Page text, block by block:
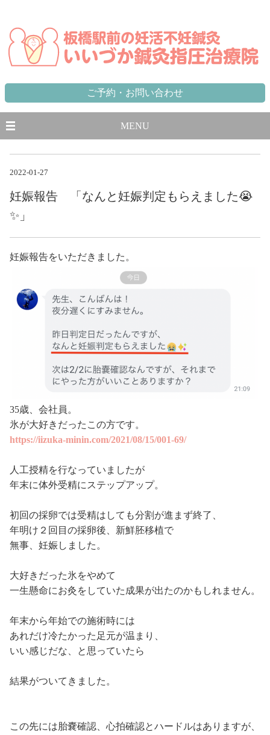
ご予約・お問い合わせ
MENU
2022-01-27
妊娠報告 「なんと妊娠判定もらえました😭
✨」
妊娠報告をいただきました。
35歳、会社員。
氷が大好きだったこの方です。
https://iizuka-minin.com/2021/08/15/001-69/
人工授精を行なっていましたが
年末に体外受精にステップアップ。
初回の採卵では受精はしても分割が進まず終了、
年明け２回目の採卵後、新鮮胚移植で
無事、妊娠しました。
大好きだった氷をやめて
一生懸命にお灸をしていた成果が出たのかもしれません。
年末から年始での施術時には
あれだけ冷たかった足元が温まり、
いい感じだな、と思っていたら
結果がついてきました。
この先には胎嚢確認、心拍確認とハードルはありますが、